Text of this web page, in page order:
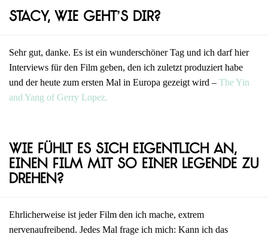
Stacy, wie geht’s dir?
Sehr gut, danke. Es ist ein wunderschöner Tag und ich darf hier
Interviews für den Film geben, den ich zuletzt produziert habe
und der heute zum ersten Mal in Europa gezeigt wird – The Yin
and Yang of Gerry Lopez.
Wie fühlt es sich eigentlich an,
einen Film mit so einer Legende zu
drehen?
Ehrlicherweise ist jeder Film den ich mache, extrem
nervenaufreibend. Jedes Mal frage ich mich: Kann ich das